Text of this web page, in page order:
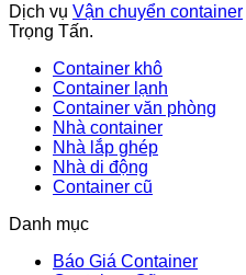
Dịch vụ Vận chuyển container
Trọng Tấn.
Container khô
Container lạnh
Container văn phòng
Nhà container
Nhà lắp ghép
Nhà di động
Container cũ
Danh mục
Báo Giá Container